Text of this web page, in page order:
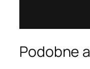
Podobne